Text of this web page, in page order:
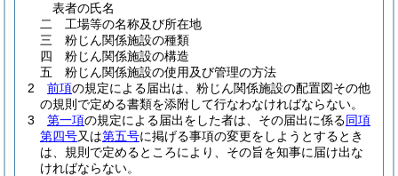
表者の氏名
二
工場等の名称及び所在地
三
粉じん関係施設の種類
四
粉じん関係施設の構造
五
粉じん関係施設の使用及び管理の方法
2
前項の規定による届出は、粉じん関係施設の配置図その他
の規則で定める書類を添附して行なわなければならない。
3
第一項の規定による届出をした者は、その届出に係る同項
第四号又は第五号に掲げる事項の変更をしようとするとき
は、規則で定めるところにより、その旨を知事に届け出な
ければならない。